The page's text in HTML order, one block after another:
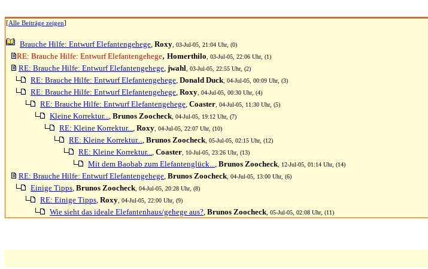
[Alle Beiträge zeigen]
Brauche Hilfe: Entwurf Elefantengehege, Roxy , 03-Jul-05, 21:04 Uhr, (0)
RE: Brauche Hilfe: Entwurf Elefantengehege, Homerthilo , 03-Jul-05, 22:06 Uhr, (1)
RE: Brauche Hilfe: Entwurf Elefantengehege, jwahl , 03-Jul-05, 22:55 Uhr, (2)
RE: Brauche Hilfe: Entwurf Elefantengehege, Donald Duck , 04-Jul-05, 00:09 Uhr, (3)
RE: Brauche Hilfe: Entwurf Elefantengehege, Roxy , 04-Jul-05, 00:30 Uhr, (4)
RE: Brauche Hilfe: Entwurf Elefantengehege, Coaster , 04-Jul-05, 11:30 Uhr, (5)
Kleine Korrektur..., Brunos Zoocheck , 04-Jul-05, 19:12 Uhr, (7)
RE: Kleine Korrektur..., Roxy , 04-Jul-05, 22:07 Uhr, (10)
RE: Kleine Korrektur..., Brunos Zoocheck , 05-Jul-05, 02:15 Uhr, (12)
RE: Kleine Korrektur..., Coaster , 10-Jul-05, 23:26 Uhr, (13)
Mit dem Baobab zum Elefantenglück..., Brunos Zoocheck , 12-Jul-05, 01:14 Uhr, (14)
RE: Brauche Hilfe: Entwurf Elefantengehege, Brunos Zoocheck , 04-Jul-05, 13:00 Uhr, (6)
Einige Tipps, Brunos Zoocheck , 04-Jul-05, 20:28 Uhr, (8)
RE: Einige Tipps, Roxy , 04-Jul-05, 22:00 Uhr, (9)
Wie sieht das ideale Elefantenhaus/gehege aus?, Brunos Zoocheck , 05-Jul-05, 02:08 Uhr, (11)